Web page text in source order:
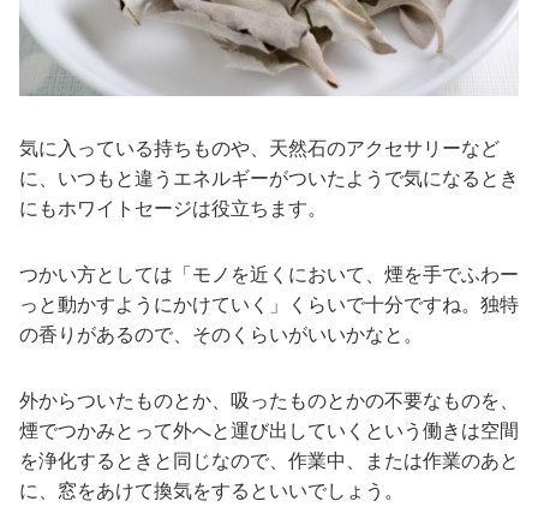
気に入っている持ちものや、天然石のアクセサリーなど
に、いつもと違うエネルギーがついたようで気になるとき
にもホワイトセージは役立ちます。
つかい方としては「モノを近くにおいて、煙を手でふわー
っと動かすようにかけていく」くらいで十分ですね。独特
の香りがあるので、そのくらいがいいかなと。
外からついたものとか、吸ったものとかの不要なものを、
煙でつかみとって外へと運び出していくという働きは空間
を浄化するときと同じなので、作業中、または作業のあと
に、窓をあけて換気をするといいでしょう。